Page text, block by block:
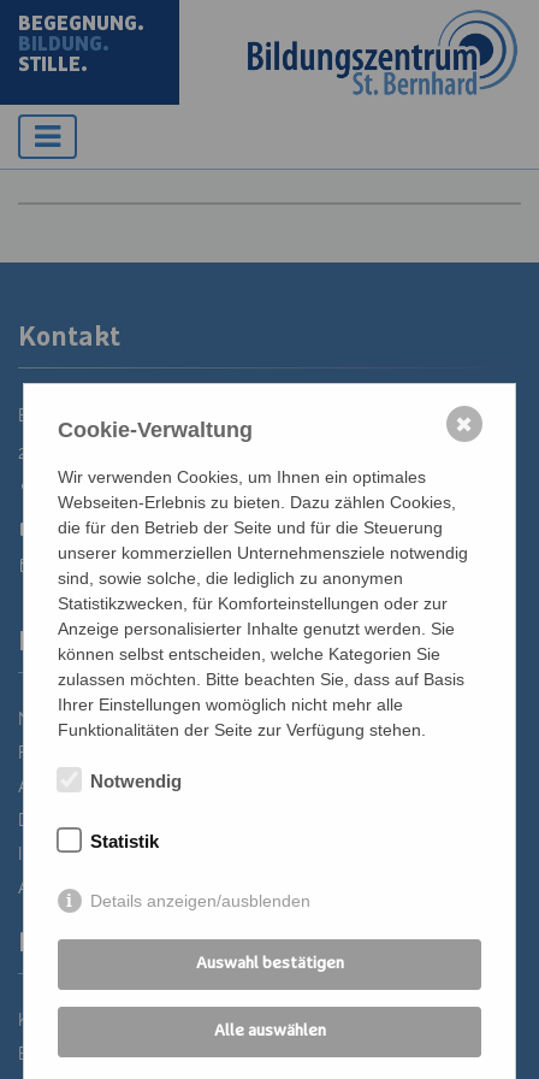
BEGEGNUNG.
BILDUNG.
STILLE.
Kontakt
Bildungszentrum St. Bernhard der Erzdiözese Wien
2700 Wiener Neustadt, Domplatz 1
02622 29131-5040
st.bernhard@edw.or.at
Links
Newsletter
Förderverein
Anreise
Datenschutz
Impressum
AGB
Partner
Katholisches Bildungswerk Wien
Bildung Regional
Cookie-Verwaltung
Wir verwenden Cookies, um Ihnen ein optimales
Webseiten-Erlebnis zu bieten. Dazu zählen Cookies,
die für den Betrieb der Seite und für die Steuerung
unserer kommerziellen Unternehmensziele notwendig
sind, sowie solche, die lediglich zu anonymen
Statistikzwecken, für Komforteinstellungen oder zur
Anzeige personalisierter Inhalte genutzt werden. Sie
können selbst entscheiden, welche Kategorien Sie
zulassen möchten. Bitte beachten Sie, dass auf Basis
Ihrer Einstellungen womöglich nicht mehr alle
Funktionalitäten der Seite zur Verfügung stehen.
Notwendig
Statistik
Details anzeigen/ausblenden
Auswahl bestätigen
Alle auswählen
✖